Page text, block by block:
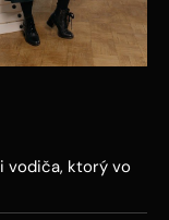
vodiča, ktorý vo